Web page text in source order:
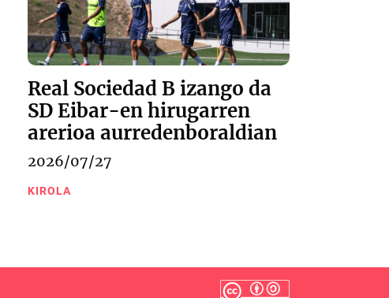
Real Sociedad B izango da
SD Eibar-en hirugarren
arerioa aurredenboraldian
2026/07/27
KIROLA